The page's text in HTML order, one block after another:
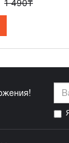
1 490₸